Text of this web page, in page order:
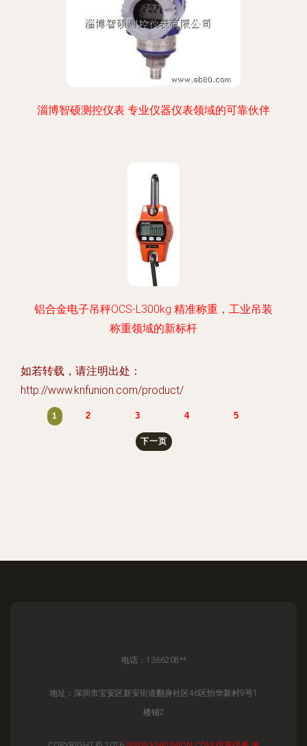
淄博智硕测控仪表 专业仪器仪表领域的可靠伙伴
铝合金电子吊秤OCS-L300kg 精准称重，工业吊装
称重领域的新标杆
如若转载，请注明出处：
http://www.knfunion.com/product/
1 2 3 4 5
下一页
电话：1366208**
地址：深圳市宝安区新安街道翻身社区46区怡华新村9号1
楼铺2